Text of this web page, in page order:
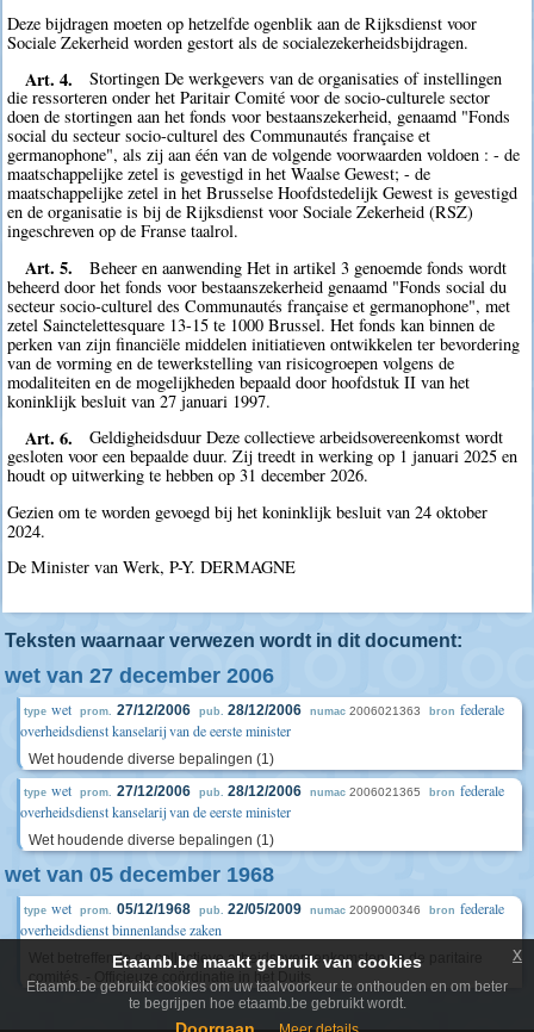
Deze bijdragen moeten op hetzelfde ogenblik aan de Rijksdienst voor
Sociale Zekerheid worden gestort als de socialezekerheidsbijdragen.
Art. 4.
Stortingen De werkgevers van de organisaties of instellingen
die ressorteren onder het Paritair Comité voor de socio-culturele sector
doen de stortingen aan het fonds voor bestaanszekerheid, genaamd "Fonds
social du secteur socio-culturel des Communautés française et
germanophone", als zij aan één van de volgende voorwaarden voldoen : - de
maatschappelijke zetel is gevestigd in het Waalse Gewest; - de
maatschappelijke zetel in het Brusselse Hoofdstedelijk Gewest is gevestigd
en de organisatie is bij de Rijksdienst voor Sociale Zekerheid (RSZ)
ingeschreven op de Franse taalrol.
Art. 5.
Beheer en aanwending Het in artikel 3 genoemde fonds wordt
beheerd door het fonds voor bestaanszekerheid genaamd "Fonds social du
secteur socio-culturel des Communautés française et germanophone", met
zetel Sainctelettesquare 13-15 te 1000 Brussel. Het fonds kan binnen de
perken van zijn financiële middelen initiatieven ontwikkelen ter bevordering
van de vorming en de tewerkstelling van risicogroepen volgens de
modaliteiten en de mogelijkheden bepaald door hoofdstuk II van het
koninklijk besluit van 27 januari 1997.
Art. 6.
Geldigheidsduur Deze collectieve arbeidsovereenkomst wordt
gesloten voor een bepaalde duur. Zij treedt in werking op 1 januari 2025 en
houdt op uitwerking te hebben op 31 december 2026.
Gezien om te worden gevoegd bij het koninklijk besluit van 24 oktober
2024.
De Minister van Werk, P-Y. DERMAGNE
Teksten waarnaar verwezen wordt in dit document:
wet van 27 december 2006
type wet prom. 27/12/2006 pub. 28/12/2006 numac 2006021363 bron federale
overheidsdienst kanselarij van de eerste minister
Wet houdende diverse bepalingen (1)
type wet prom. 27/12/2006 pub. 28/12/2006 numac 2006021365 bron federale
overheidsdienst kanselarij van de eerste minister
Wet houdende diverse bepalingen (1)
wet van 05 december 1968
type wet prom. 05/12/1968 pub. 22/05/2009 numac 2009000346 bron federale
overheidsdienst binnenlandse zaken
Wet betreffende de collectieve arbeidsovereenkomsten en de paritaire
comités. - Officieuze coördinatie in het Duits
Etaamb.be maakt gebruik van cookies
Etaamb.be gebruikt cookies om uw taalvoorkeur te onthouden en om beter
te begrijpen hoe etaamb.be gebruikt wordt.
x